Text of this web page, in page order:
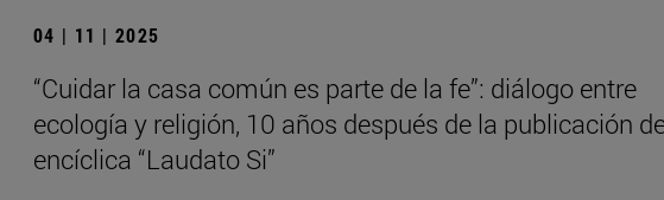
04 | 11 | 2025
“Cuidar la casa común es parte de la fe”: diálogo entre
ecología y religión, 10 años después de la publicación
encíclica “Laudato Si”